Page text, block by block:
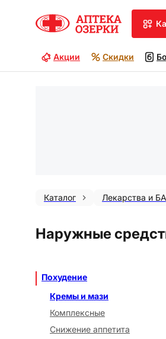
Акции Скидки
Каталог Лекарства и
Наружные
Похудение
Кремы и мази
Комплексные
Снижение аппетита